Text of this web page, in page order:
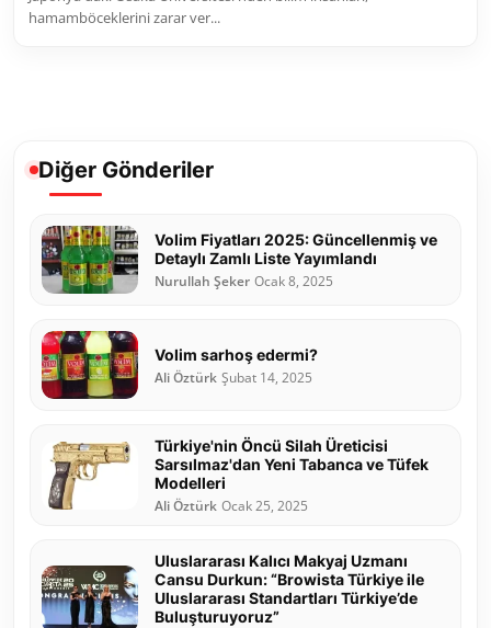
hamamböceklerini zarar ver...
Diğer Gönderiler
Volim Fiyatları 2025: Güncellenmiş ve
Detaylı Zamlı Liste Yayımlandı
Nurullah Şeker Ocak 8, 2025
Volim sarhoş edermi?
Ali Öztürk Şubat 14, 2025
Türkiye'nin Öncü Silah Üreticisi
Sarsılmaz'dan Yeni Tabanca ve Tüfek
Modelleri
Ali Öztürk Ocak 25, 2025
Uluslararası Kalıcı Makyaj Uzmanı
Cansu Durkun: “Browista Türkiye ile
Uluslararası Standartları Türkiye’de
Buluşturuyoruz”